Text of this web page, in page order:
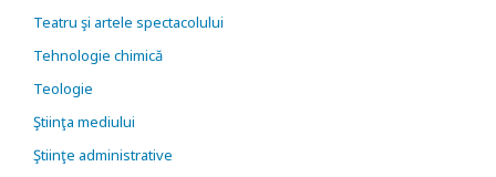
Teatru şi artele spectacolului
Tehnologie chimică
Teologie
Ştiinţa mediului
Ştiinţe administrative